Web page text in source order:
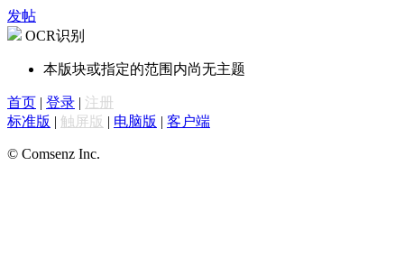
发帖
OCR识别
本版块或指定的范围内尚无主题
首页 | 登录 | 注册
标准版 | 触屏版 | 电脑版 | 客户端
© Comsenz Inc.